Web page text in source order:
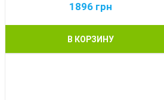
1896 грн
В КОРЗИНУ